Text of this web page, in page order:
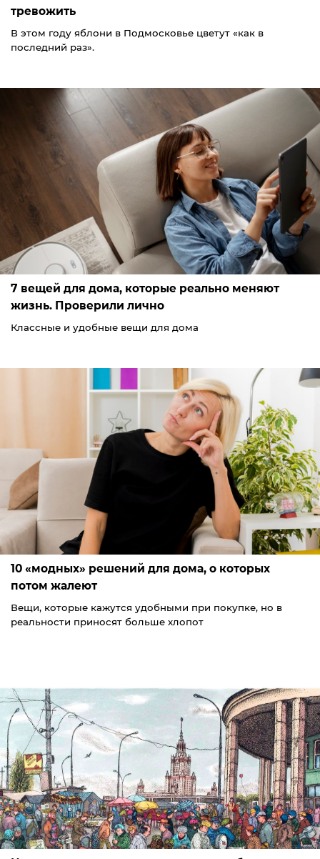
тревожить
В этом году яблони в Подмосковье цветут «как в
последний раз».
7 вещей для дома, которые реально меняют
жизнь. Проверили лично
Классные и удобные вещи для дома
10 «модных» решений для дома, о которых
потом жалеют
Вещи, которые кажутся удобными при покупке, но в
реальности приносят больше хлопот